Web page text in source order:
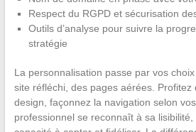
Respect du RGPD et sécurisation
Outils d’analyse pour suivre la
stratégie
La personnalisation passe par vos
site réfléchi, des pages aérées. Profitez
design, façonnez la navigation selon
professionnel se reconnaît à sa